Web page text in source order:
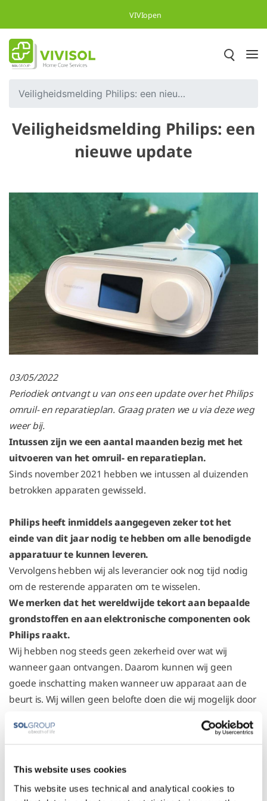
This website uses cookies
This website uses technical and analytical cookies to
Overslaan en naar hoofdinhoud gaan
VIVIopen
Veiligheidsmelding Philips: een nieuwe update
Veiligheidsmelding Philips: een
nieuwe update
03/05/2022
Periodiek ontvangt u van ons een update over het Philips
omruil- en reparatieplan. Graag praten we u via deze weg
weer bij.
Intussen zijn we een aantal maanden bezig met het
uitvoeren van het omruil- en reparatieplan.
Sinds november 2021 hebben we intussen al duizenden
betrokken apparaten gewisseld.
Philips heeft inmiddels aangegeven zeker tot het
einde van dit jaar nodig te hebben om alle benodigde
apparatuur te kunnen leveren.
Vervolgens hebben wij als leverancier ook nog tijd nodig
om de resterende apparaten om te wisselen.
We merken dat het wereldwijde tekort aan bepaalde
grondstoffen en aan elektronische componenten ook
Philips raakt.
Wij hebben nog steeds geen zekerheid over wat wij
wanneer gaan ontvangen. Daarom kunnen wij geen
goede inschatting maken wanneer uw apparaat aan de
beurt is. Wij willen geen belofte doen die wij mogelijk door
nakomen. Zodra we apparaten binnen hebben worden
zich hiervoor in.
een e-mail.